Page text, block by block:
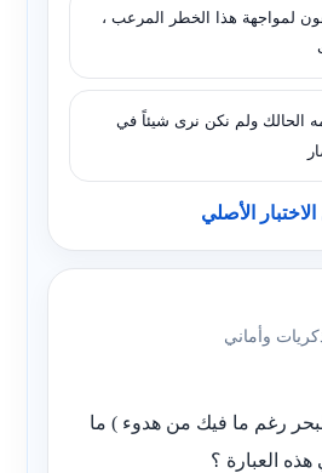
لمواجهة هذا الخطر المرعب ،
الحالك ولم نكن نرى شيئاً في
الأصلي
وأماني
رغم ما فيك من هدوء ) ما
هذه العبارة ؟